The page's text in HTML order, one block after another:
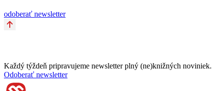
odoberať newsletter
Každý týždeň pripravujeme newsletter plný (ne)knižných noviniek.
Odoberať newsletter